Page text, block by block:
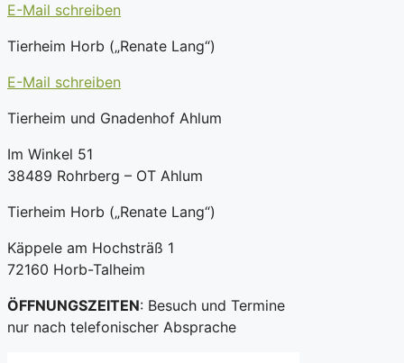
E-Mail schreiben
Tierheim Horb („Renate Lang“)
E-Mail schreiben
Tierheim und Gnadenhof Ahlum
Im Winkel 51
38489 Rohrberg – OT Ahlum
Tierheim Horb („Renate Lang“)
Käppele am Hochsträß 1
72160 Horb-Talheim
ÖFFNUNGSZEITEN: Besuch und Termine
nur nach telefonischer Absprache